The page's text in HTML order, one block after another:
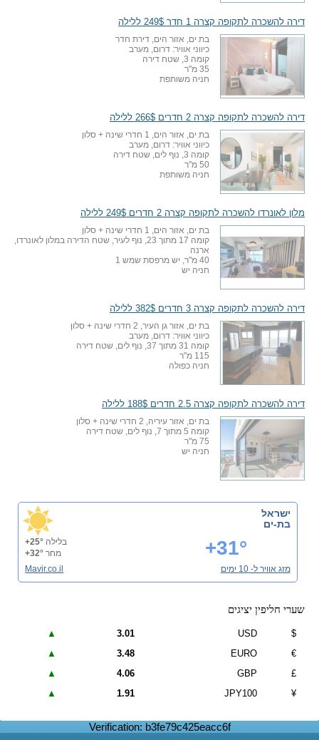
דירה להשכרה לתקופה קצרה 1 חדר 249$ ללילה
בת ים, אזור הים, דירת חדר
כיווני אוויר: דרום, מערב
קומה 3, שטח דירה
35 מ"ר
חניה משותפת
דירה להשכרה לתקופה קצרה 2 חדרים 266$ ללילה
בת ים, אזור הים, 1 חדרי שינה + סלון
כיווני אוויר: דרום, מערב
קומה 3, נוף לים, שטח דירה
50 מ"ר
חניה משותפת
מלון לאונרדו להשכרה לתקופה קצרה 2 חדרים 249$ ללילה
בת ים, אזור הים, 1 חדרי שינה + סלון
קומה 17 מתוך 23, נוף לעיר, שטח הדירה במלון לאונרדו,
ארנה
40 מ"ר, יש מרפסת שמש 1
חניה יש
דירה להשכרה לתקופה קצרה 3 חדרים 382$ ללילה
בת ים, אזור גן העיר, 2 חדרי שינה + סלון
כיווני אוויר: דרום, מערב
קומה 31 מתוך 37, נוף לים, שטח דירה
115 מ"ר
חניה כפולה
דירה להשכרה לתקופה קצרה 2.5 חדרים 188$ ללילה
בת ים, אזור עיריה, 2 חדרי שינה + סלון
קומה 5 מתוך 7, נוף לים, שטח דירה
75 מ"ר
חניה יש
ישראל
בת-ים
+31° בלילה +25°
מחר +32°
מזג אוויר ל- 10 ימים
Mavir.co.il
שערי חליפין יציגים
$
USD
3.01
▲
€
EURO
3.48
▲
£
GBP
4.06
▲
¥
JPY100
1.91
▲
Verification: b3fe79c425eacc6f